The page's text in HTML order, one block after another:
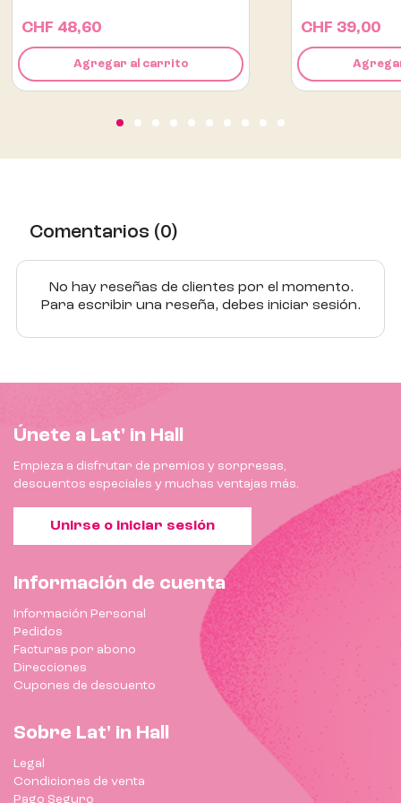
carrito Agregar al carrito
Comentarios (0)
No hay reseñas de clientes por el momento.
Para escribir una reseña, debes iniciar sesión.
Únete a Lat' in Hall
Empieza a disfrutar de premios y sorpresas,
descuentos especiales y muchas ventajas más.
Unirse o iniciar sesión
Información de cuenta
Información Personal
Pedidos
Facturas por abono
Direcciones
Cupones de descuento
Sobre Lat' in Hall
Legal
Condiciones de venta
Pago Seguro